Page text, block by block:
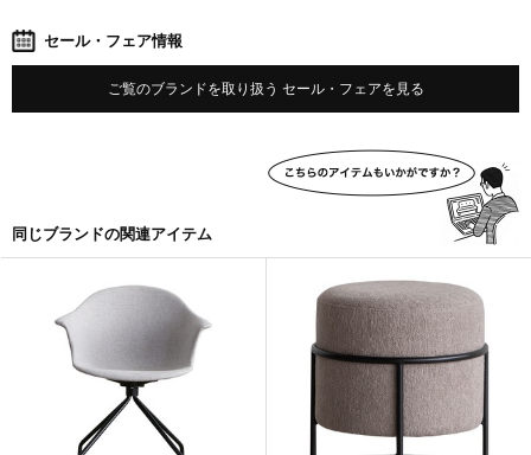
セール・フェア情報
ご覧のブランドを取り扱う セール・フェアを見る
同じブランドの関連アイテム